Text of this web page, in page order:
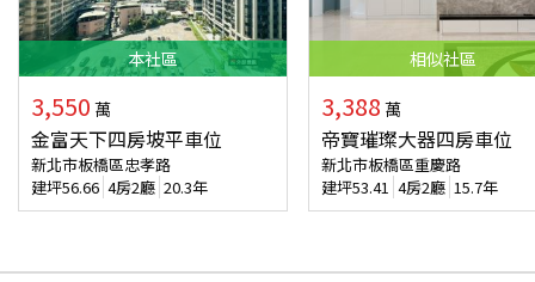
本社區
3,550 萬
金富天下四房坡平車位
新北市板橋區忠孝路
建坪56.66 4房2廳 20.3年
相似社區
3,388 萬
帝寶璀璨大器四房車位
新北市板橋區重慶路
建坪53.41 4房2廳 15.7年